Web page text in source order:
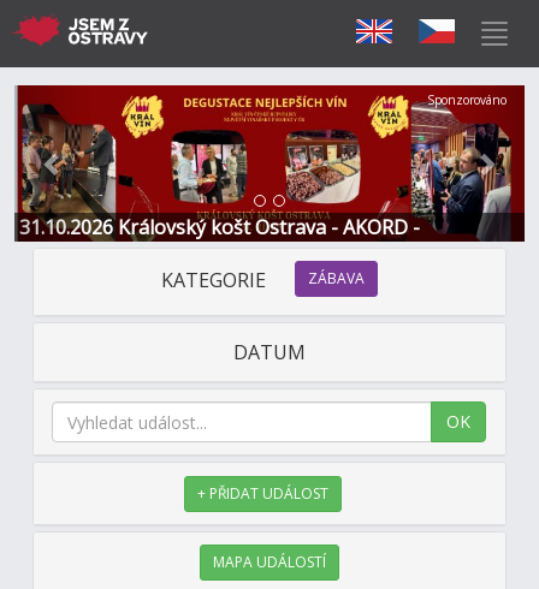
31.10.2026 Královský košt Ostrava - AKORD -
Restaurace a Hotel
Předchozí Další
Sponzorováno
KATEGORIE ZÁBAVA
DATUM
OK
+ PŘIDAT UDÁLOST
MAPA UDÁLOSTÍ